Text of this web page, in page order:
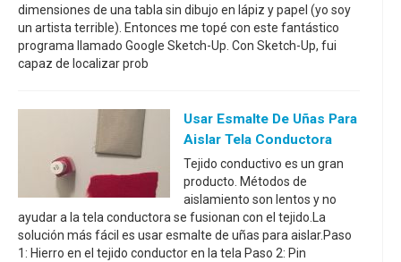
dimensiones de una tabla sin dibujo en lápiz y papel (yo soy
un artista terrible). Entonces me topé con este fantástico
programa llamado Google Sketch-Up. Con Sketch-Up, fui
capaz de localizar prob
Usar Esmalte De Uñas Para
Aislar Tela Conductora
Tejido conductivo es un gran
producto. Métodos de
aislamiento son lentos y no
ayudar a la tela conductora se fusionan con el tejido.La
solución más fácil es usar esmalte de uñas para aislar.Paso
1: Hierro en el tejido conductor en la tela Paso 2: Pin